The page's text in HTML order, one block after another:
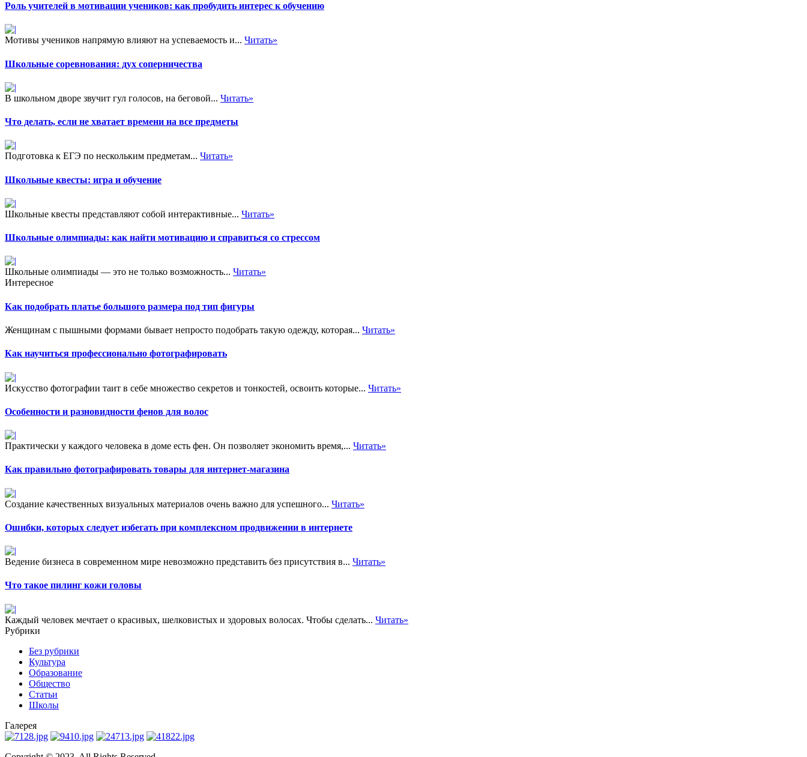
Роль учителей в мотивации учеников: как пробудить интерес к обучению
Мотивы учеников напрямую влияют на успеваемость и... Читать»
Школьные соревнования: дух соперничества
В школьном дворе звучит гул голосов, на беговой... Читать»
Что делать, если не хватает времени на все предметы
Подготовка к ЕГЭ по нескольким предметам... Читать»
Школьные квесты: игра и обучение
Школьные квесты представляют собой интерактивные... Читать»
Школьные олимпиады: как найти мотивацию и справиться со стрессом
Школьные олимпиады — это не только возможность... Читать»
Интересное
Как подобрать платье большого размера под тип фигуры
Женщинам с пышными формами бывает непросто подобрать такую одежду, которая... Читать»
Как научиться профессионально фотографировать
Искусство фотографии таит в себе множество секретов и тонкостей, освоить которые... Читать»
Особенности и разновидности фенов для волос
Практически у каждого человека в доме есть фен. Он позволяет экономить время,... Читать»
Как правильно фотографировать товары для интернет-магазина
Создание качественных визуальных материалов очень важно для успешного... Читать»
Ошибки, которых следует избегать при комплексном продвижении в интернете
Ведение бизнеса в современном мире невозможно представить без присутствия в... Читать»
Что такое пилинг кожи головы
Каждый человек мечтает о красивых, шелковистых и здоровых волосах. Чтобы сделать... Читать»
Рубрики
Без рубрики
Культура
Образование
Общество
Статьи
Школы
Галерея